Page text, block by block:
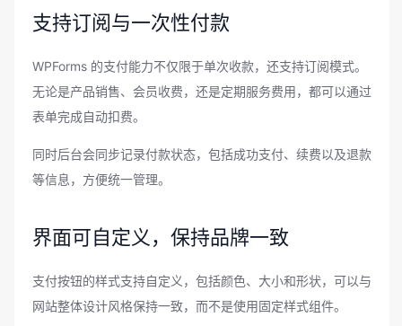
支持订阅与一次性付款
WPForms 的支付能力不仅限于单次收款，还支持订阅模式。
无论是产品销售、会员收费，还是定期服务费用，都可以通过
表单完成自动扣费。
同时后台会同步记录付款状态，包括成功支付、续费以及退款
等信息，方便统一管理。
界面可自定义，保持品牌一致
支付按钮的样式支持自定义，包括颜色、大小和形状，可以与
网站整体设计风格保持一致，而不是使用固定样式组件。